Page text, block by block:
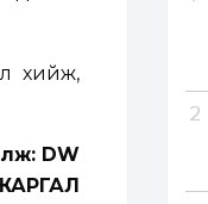
хийж,
DW